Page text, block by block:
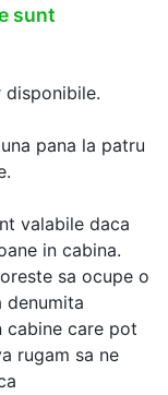
sunt
pana la patru
valabile daca
in cabina.
sa ocupe o
denumita
cabine care pot
rugam sa ne